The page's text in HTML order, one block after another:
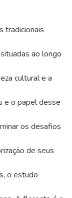
tradicionais
ao longo
cultural e a
e o papel desse
os desafios
de seus
o estudo